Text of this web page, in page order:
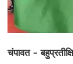
चंपावत -